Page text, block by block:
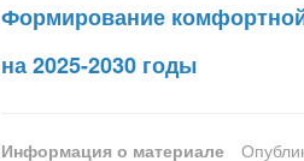
Формирование
на 2025-2030 годы
Информация о материале